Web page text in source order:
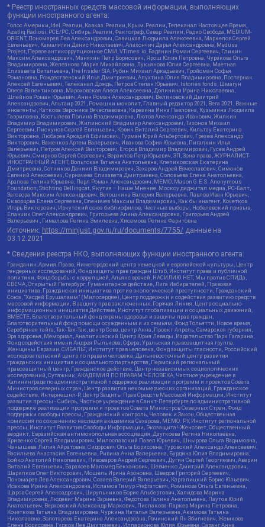
* Реестр иностранных средств массовой информации, выполняющих
функции иностранного агента:
Голос Америки, Idel.Реалии, Кавказ.Реалии, Крым.Реалии, Телеканал Настоящее Время,
Azatliq Radiosi, PCE/PC, Сибирь.Реалии, Фактограф, Север.Реалии, Радио Свобода, MEDIUM-
ORIENT, Пономарев Лев Александрович, Савицкая Людмила Алексеевна, Маркелов Сергей
Евгеньевич, Камалягин Денис Николаевич, Апахончич Дарья Александровна, Medusa
Project, Первое антикоррупционное СМИ, VTimes.io, Баданин Роман Сергеевич, Гликин
Максим Александрович, Маняхин Петр Борисович, Ярош Юлия Петровна, Чуракова Ольга
Владимировна, Железнова Мария Михайловна, Лукьянова Юлия Сергеевна, Маетная
Елизавета Витальевна, The Insider SIA, Рубин Михаил Аркадьевич, Гройсман Софья
Романовна, Рождественский Илья Дмитриевич, Апухтина Юлия Владимировна, Постернак
Алексей Евгеньевич, Телеканал Дождь, Петров Степан Юрьевич, Istories fonds, Шмагун
Олеся Валентиновна, Мароховская Алеся Алексеевна, Долинина Ирина Николаевна,
Шлейнов Роман Юрьевич, Анин Роман Александрович, Великовский Дмитрий
Александрович, Альтаир 2021, Ромашки монолит, Главный редактор 2021, Вега 2021, Важные
иноагенты, Каткова Вероника Вячеславовна, Карезина Инна Павловна, Кузьмина Людмила
Гавриловна, Костылева Полина Владимировна, Лютов Александр Иванович, Жилкин
Владимир Владимирович, Жилинский Владимир Александрович, Тихонов Михаил
Сергеевич, Пискунов Сергей Евгеньевич, Ковин Виталий Сергеевич, Кильтау Екатерина
Викторовна, Любарев Аркадий Ефимович, Гурман Юрий Альбертович, Грезев Александр
Викторович, Важенков Артем Валерьевич, Иванова София Юрьевна, Пигалкин Илья
Валерьевич, Петров Алексей Викторович, Егоров Владимир Владимирович, Гусев Андрей
Юрьевич, Смирнов Сергей Сергеевич, Верзилов Петр Юрьевич, ЗП, Зона права, ЖУРНАЛИСТ-
ИНОСТРАННЫЙ АГЕНТ, Вольтская Татьяна Анатольевна, Клепиковская Екатерина
Дмитриевна, Сотников Даниил Владимирович, Захаров Андрей Вячеславович, Симонов
Евгений Алексеевич, Сурначева Елизавета Дмитриевна, Соловьева Елена Анатольевна,
Арапова Галина Юрьевна, Перл Роман Александрович, МЕМО, Mason G.E.S. Anonymous
Foundation, Stichting Bellingcat, Якутия – Наше Мнение, Москоу диджитал медиа, РС-Балт,
Заговора Максим Александрович, Ветошкина Валерия Валерьевна, Павлов Иван Юрьевич,
Скворцова Елена Сергеевна, Оленичев Максим Владимирович, Как бы инагент, Кочетков
Игорь Викторович, Иркутский союз библиофилов, Честные выборы, Нобелевский призыв,
Еланчик Олег Александрович, Григорьева Алина Александровна, Григорьев Андрей
Валерьевич , Гималова Регина Эмилевна, Хисамова Регина Фаритовна
Источник: https://minjust.gov.ru/ru/documents/7755/ данные на
03.12.2021
* Сведения реестра НКО, выполняющих функции иностранного агента:
Гражданин.Армия.Право, Нижегородский центр немецкой и европейской культуры, Центр
гендерных исследований, Фонд защиты прав граждан Штаб, Институт права и публичной
политики, Фонд борьбы с коррупцией, Альянс врачей, НАСИЛИЮ.НЕТ, Мы против СПИДа,
СВЕЧА, Открытый Петербург, Гуманитарное действие, Лига Избирателей, Правовая
инициатива, Гражданская инициатива против экологической преступности, Гражданский
Союз, "Хасдей Ерушалаим" (Милосердие), Центр поддержки и содействия развитию средств
массовой информации, В защиту прав заключенных, Горячая Линия, Центр социально-
информационных инициатив Действие, Институт глобализации и социальных движений,
ВМЕСТЕ, Благотворительный фонд охраны здоровья и защиты прав граждан,
Благотворительный фонд помощи осужденным и их семьям, Фонд Тольятти, Новое время,
Серебряная тайга, Так-Так-Так, центр Сова, центр Анна, Проект Апрель, Самарская губерния,
Эра здоровья, Мемориал, Аналитический Центр Юрия Левады, Издательство Парк Гагарина,
Фонд содействия имени Андрея Рылькова, Сфера, Уральская правозащитная группа,
Женщины Евразии, СИБАЛЬТ, Институт прав человека, Фонд защиты гласности, Российский
исследовательский центр по правам человека, Дальневосточный центр развития
гражданских инициатив и социального партнерства, Пермский региональный
правозащитный центр, Гражданское действие, Центр независимых социологических
исследований, Сутяжник, АКАДЕМИЯ ПО ПРАВАМ ЧЕЛОВЕКА, Частное учреждение в
Калининграде по административной поддержке реализации программ и проектов Совета
Министров северных стран, Центр развития некоммерческих организаций, Гражданское
содействие, Интернешнл-Р, Центр Защиты Прав Средств Массовой Информации, Институт
развития прессы - Сибирь, Частное учреждение в Санкт-Петербурге по административной
поддержке реализации программ и проектов Совета Министров Северных Стран, Фонд
поддержки свободы прессы, Гражданский контроль, Человек и Закон, Общественная
комиссия по сохранению наследия академика Сахарова, МЕМО. РУ, Институт региональной
прессы, Институт Развития Свободы Информации, Экозащита!-Женсовет, Общественный
вердикт, Евразийская антимонопольная ассоциация, Дзугкоева Регина Николаевна,
Кривенко Сергей Владимирович, Милославский Павел Юрьевич, Шнырова Ольга Вадимовна,
Чанышева Лилия Айратовна, Сидорович Ольга Борисовна, Туровский Александр Алексеевич,
Васильева Анастасия Евгеньевна, Ривина Анна Валерьевна, Бурдина Юлия Владимировна,
Бойко Анатолий Николаевич, Пивоваров Андрей Сергеевич, Дугин Сергей Георгиевич, Аверин
Виталий Евгеньевич, Барахоев Магомед Бекханович, Шевченко Дмитрий Александрович,
Шарипков Олег Викторович, Мошель Ирина Ароновна, Шведов Григорий Сергеевич,
Пономарев Лев Александрович, Созаев Валерий Валерьевич, Каргалицкий Борис Юльевич,
Исакова Ирина Александровна, Исламов Тимур Рифгатович, Романова Ольга Евгеньевна,
Щаров Сергей Алексадрович, Цирульников Борис Альбертович, Халидова Марина
Владимировна, Людевиг Марина Зариевна, Федотова Галина Анатольевна, Паутов Юрий
Анатольевич, Верховский Александр Маркович, Пислакова-Паркер Марина Петровна,
Кочеткова Татьяна Владимировна, Чуркина Наталья Валерьевна, Акимова Татьяна
Николаевна, Золотарева Екатерина Александровна, Рачинский Ян Збигневич, Жемкова
Елена Борисовна, Гудков Лев Дмитриевич, Илларионова Юлия Юрьевна, Саранг Анна